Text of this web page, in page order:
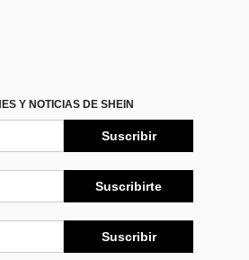
Y NOTICIAS DE SHEIN
Suscribir
Suscribirte
Suscribir